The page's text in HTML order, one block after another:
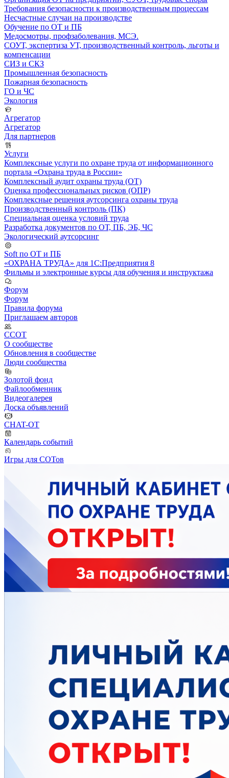
Требования безопасности к производственным процессам
Несчастные случаи на производстве
Обучение по ОТ и ПБ
Медосмотры, профзаболевания, МСЭ.
СОУТ, экспертиза УТ, производственный контроль, льготы и
компенсации
СИЗ и СКЗ
Промышленная безопасность
Пожарная безопасность
ГО и ЧС
Экология
Агрегатор
Агрегатор
Для партнеров
Услуги
Комплексные услуги по охране труда от информационного
портала «Охрана труда в России»
Комплексный аудит охраны труда (ОТ)
Оценка профессиональных рисков (ОПР)
Комплексные решения аутсорсинга охраны труда
Производственный контроль (ПК)
Специальная оценка условий труда
Разработка документов по ОТ, ПБ, ЭБ, ЧС
Экологический аутсорсинг
Soft по ОТ и ПБ
«ОХРАНА ТРУДА» для 1С:Предприятия 8
Фильмы и электронные курсы для обучения и инструктажа
Форум
Форум
Правила форума
Приглашаем авторов
ССОТ
О сообществе
Обновления в сообществе
Люди сообщества
Золотой фонд
Файлообменник
Видеогалерея
Доска объявлений
CHAT-OT
Календарь событий
Игры для СОТов